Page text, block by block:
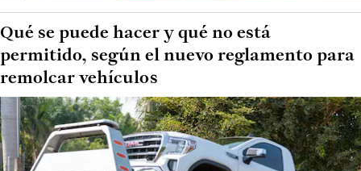
Qué se puede hacer y qué no está
permitido, según el nuevo reglamento para
remolcar vehículos